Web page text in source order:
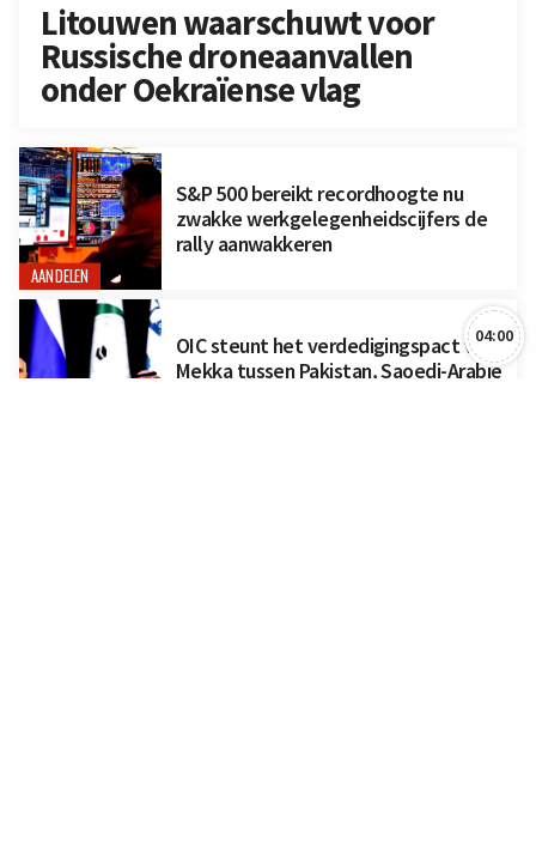
Litouwen waarschuwt voor
Russische droneaanvallen
onder Oekraïense vlag
AANDELEN
S&P 500 bereikt recordhoogte nu
zwakke werkgelegenheidscijfers de
rally aanwakkeren
OIC steunt het verdedigingspact van
Mekka tussen Pakistan, Saoedi-Arabië
04:00